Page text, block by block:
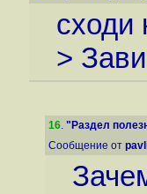
сходи
>
16. "Раздел
Сообщение от